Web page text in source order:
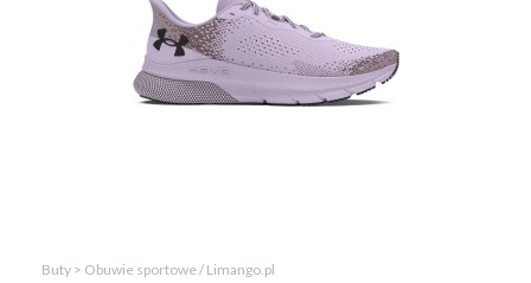
Buty > Obuwie sportowe / Limango.pl